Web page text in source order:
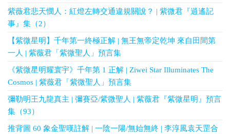
紫薇君悲天憫人：紅燈左轉交通違規關說？ | 紫微君『逍遙記
事』集（2）
【紫微星明】千年第一終極正解 | 無王無帝定乾坤 來自田間第
一人 | 紫薇君「紫微聖人」預言集
《紫微星明耀寰宇》千年第 1 正解 | Ziwei Star Illuminates The
Cosmos | 紫薇君「紫微聖人」預言集
彌勒明王九龍真主 | 彌賽亞/紫微聖人 | 紫薇君『紫微星明』預言
集（93）
推背圖 60 象金聖嘆註解 | 一陰一陽/無始無終 | 李淳風袁天罡合